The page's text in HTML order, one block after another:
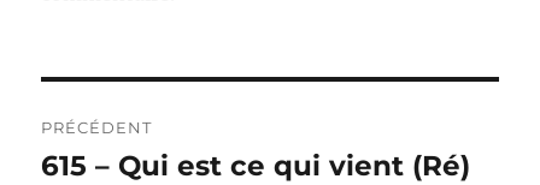
de
PRÉCÉDENT
Publication
615 – Qui est ce qui vient (Ré)